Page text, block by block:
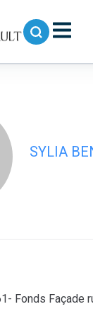
SYLIA
Fonds Façade